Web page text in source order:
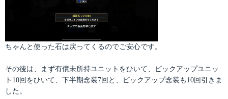
ちゃんと使った石は戻ってくるのでご安心です。
その後は、まず有償未所持ユニットをひいて、ピックアップユニッ
ト10回をひいて、下半期念装7回と、ピックアップ念装も10回引きま
した。